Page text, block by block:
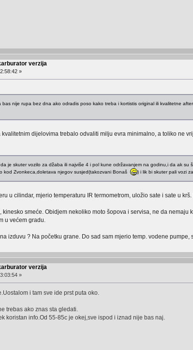
verzija
»
bas nije rupa bez dna ako odradis poso kako treba i kortistis original ili kvalitetne
dijelovima trebalo odvaliti milju evra minimalno, a toliko ne
je skuter vozilo za džaba ili najviše 4 i pol kune održavanjem na godinu,i da ak
kod Zvonkeca,doletava njegov susjed(takozvani Bonaš
) i lik bi skuter pali vozi
u cilindar, mjerio temperaturu IR termometrom, uložio sate i sate u
smeće. Obidjem nekoliko moto šopova i servisa, ne da
u većem gradu.
izduvu ? Na početku grane. Do sad sam mjerio temp. vodene
verzija
»
i tam sve ide prst puta oko.
trebas ako znas sta gledati.
koristan info.Od 55-85c je okej,sve ispod i iznad nije bas naj.